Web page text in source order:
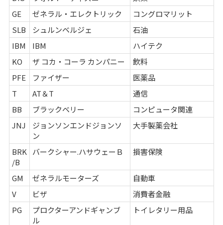
GE
ゼネラル・エレクトリック
コングロマリット
SLB
シュルンベルジェ
石油
IBM
IBM
ハイテク
KO
ザ コカ・コーラ カンパニー
飲料
PFE
ファイザー
医薬品
T
AT＆T
通信
BB
ブラックベリー
コンピュータ関連
JNJ
ジョンソンエンドジョンソ
ン
大手製薬会社
BRK
/B
バークシャー.ハサウェーＢ 損害保険
GM ゼネラルモーターズ
自動車
V
ビザ
消費者金融
PG
プロクターアンドギャンブ
ル
トイレタリー用品